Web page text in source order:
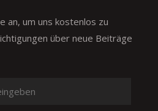
an, um uns kostenlos zu
über neue Beiträge